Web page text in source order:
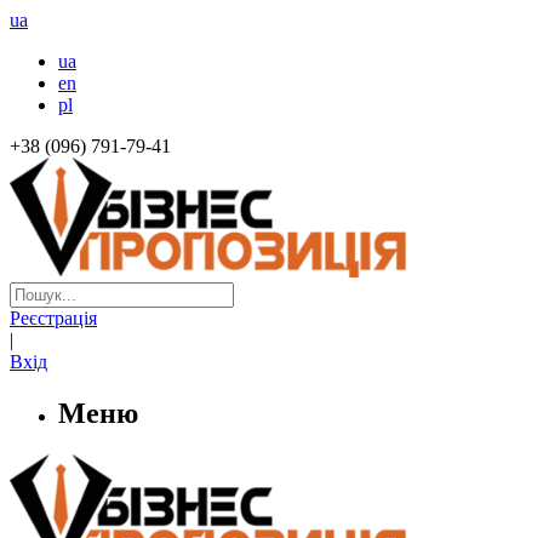
ua
ua
en
pl
+38 (096) 791-79-41
Реєстрація
|
Вхід
Меню